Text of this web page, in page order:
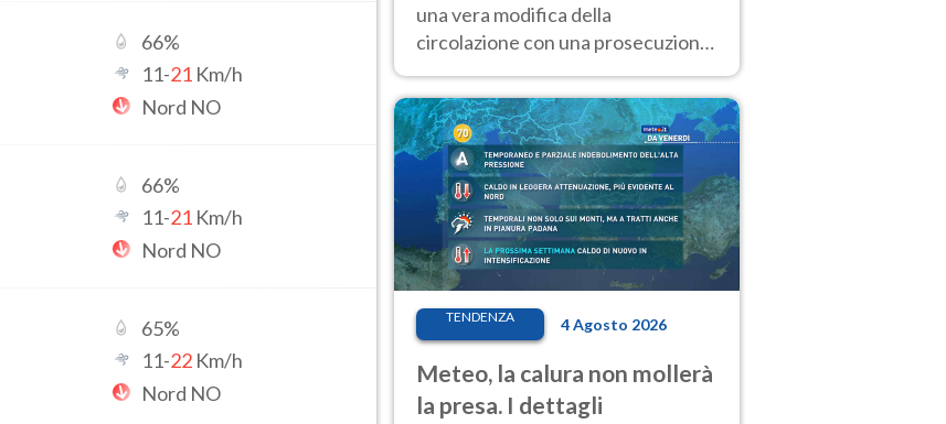
66%
11-21 Km/h
Nord NO
66%
11-21 Km/h
Nord NO
65%
11-22 Km/h
Nord NO
una vera modifica della
circolazione con una prosecuzione
giorni, compresa la settimana di
Ferragosto
TENDENZA 4 Agosto 2026
Meteo, la calura non mollerà
la presa. I dettagli